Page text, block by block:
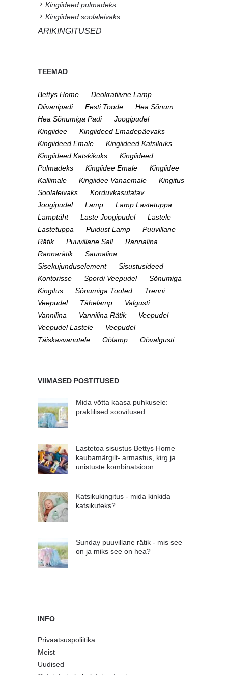
Kingiideed pulmadeks
Kingiideed soolaleivaks
ÄRIKINGITUSED
TEEMAD
Bettys Home
Deokratiivne Lamp
Diivanipadi
Eesti Toode
Hea Sõnum
Hea Sõnumiga Padi
Joogipudel
Kingiidee
Kingiideed Emadepäevaks
Kingiideed Emale
Kingiideed Katsikuks
Kingiideed Katskikuks
Kingiideed
Pulmadeks
Kingiidee Emale
Kingiidee
Kallimale
Kingiidee Vanaemale
Kingitus
Soolaleivaks
Korduvkasutatav
Joogipudel
Lamp
Lamp Lastetuppa
Lamptäht
Laste Joogipudel
Lastele
Lastetuppa
Puidust Lamp
Puuvillane
Rätik
Puuvillane Sall
Rannalina
Rannarätik
Saunalina
Sisekujunduselement
Sisustusideed
Kontorisse
Spordi Veepudel
Sõnumiga
Kingitus
Sõnumiga Tooted
Trenni
Veepudel
Tähelamp
Valgusti
Vannilina
Vannilina Rätik
Veepudel
Veepudel Lastele
Veepudel
Täiskasvanutele
Öölamp Öövalgusti
VIIMASED POSTITUSED
Mida võtta kaasa puhkusele:
praktilised soovitused
Lastetoa sisustus Bettys Home
kaubamärgilt- armastus, kirg ja
unistuste kombinatsioon
Katsikukingitus - mida kinkida
katsikuteks?
Sunday puuvillane rätik - mis see
on ja miks see on hea?
INFO
Privaatsuspoliitika
Meist
Uudised